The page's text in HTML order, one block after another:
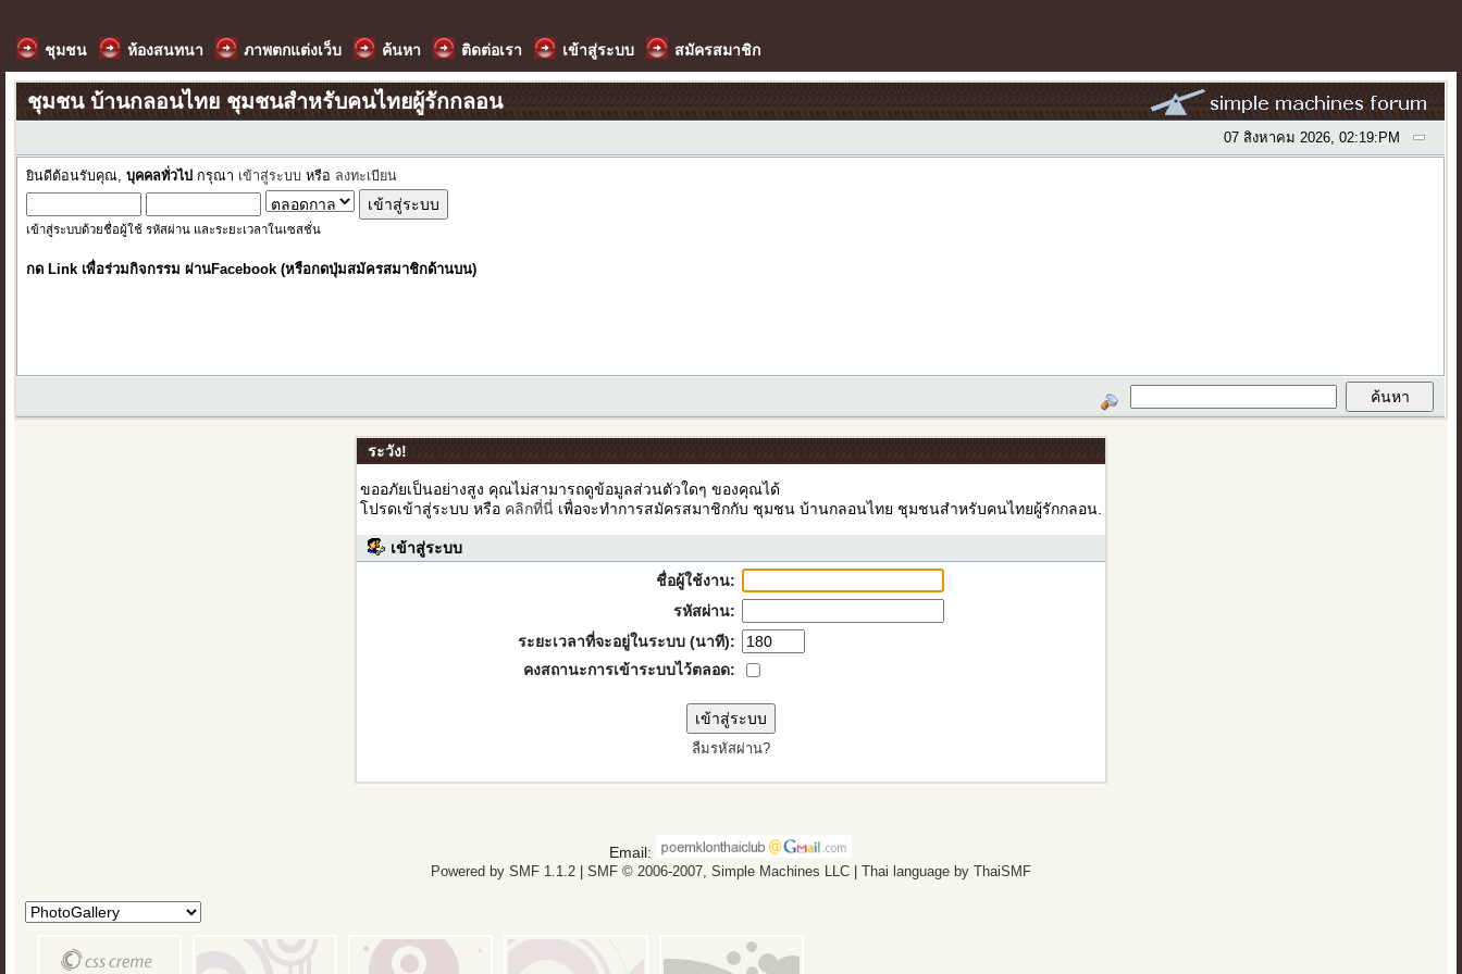
ชุมชน ห้องสนทนา ภาพตกแต่งเว็บ ค้นหา ติดต่อเรา เข้าสู่ระบบ สมัครสมาชิก
ชุมชน บ้านกลอนไทย ชุมชนสำหรับคนไทยผู้รักกลอน
07 สิงหาคม 2026, 02:19:PM
ยินดีต้อนรับคุณ,บุคคลทั่วไป กรุณา เข้าสู่ระบบ หรือ ลงทะเบียน
เข้าสู่ระบบด้วยชื่อผู้ใช้ รหัสผ่าน และระยะเวลาในเซสชั่น
กด Link เพื่อร่วมกิจกรรม ผ่านFacebook (หรือกดปุ่มสมัครสมาชิกด้านบน)
ระวัง!
ขออภัยเป็นอย่างสูง คุณไม่สามารถดูข้อมูลส่วนตัวใดๆ ของคุณได้
โปรดเข้าสู่ระบบ หรือ คลิกที่นี่เพื่อจะทำการสมัครสมาชิกกับ ชุมชน บ้านกลอนไทย ชุมชนสำหรับคนไทยผู้รักกลอน.
เข้าสู่ระบบ
ชื่อผู้ใช้งาน:
รหัสผ่าน:
ระยะเวลาที่จะอยู่ในระบบ (นาที):
คงสถานะการเข้าระบบไว้ตลอด:
ลืมรหัสผ่าน?
Email:
Powered by SMF 1.1.2| SMF © 2006-2007, Simple Machines LLC| Thai language by ThaiSMF